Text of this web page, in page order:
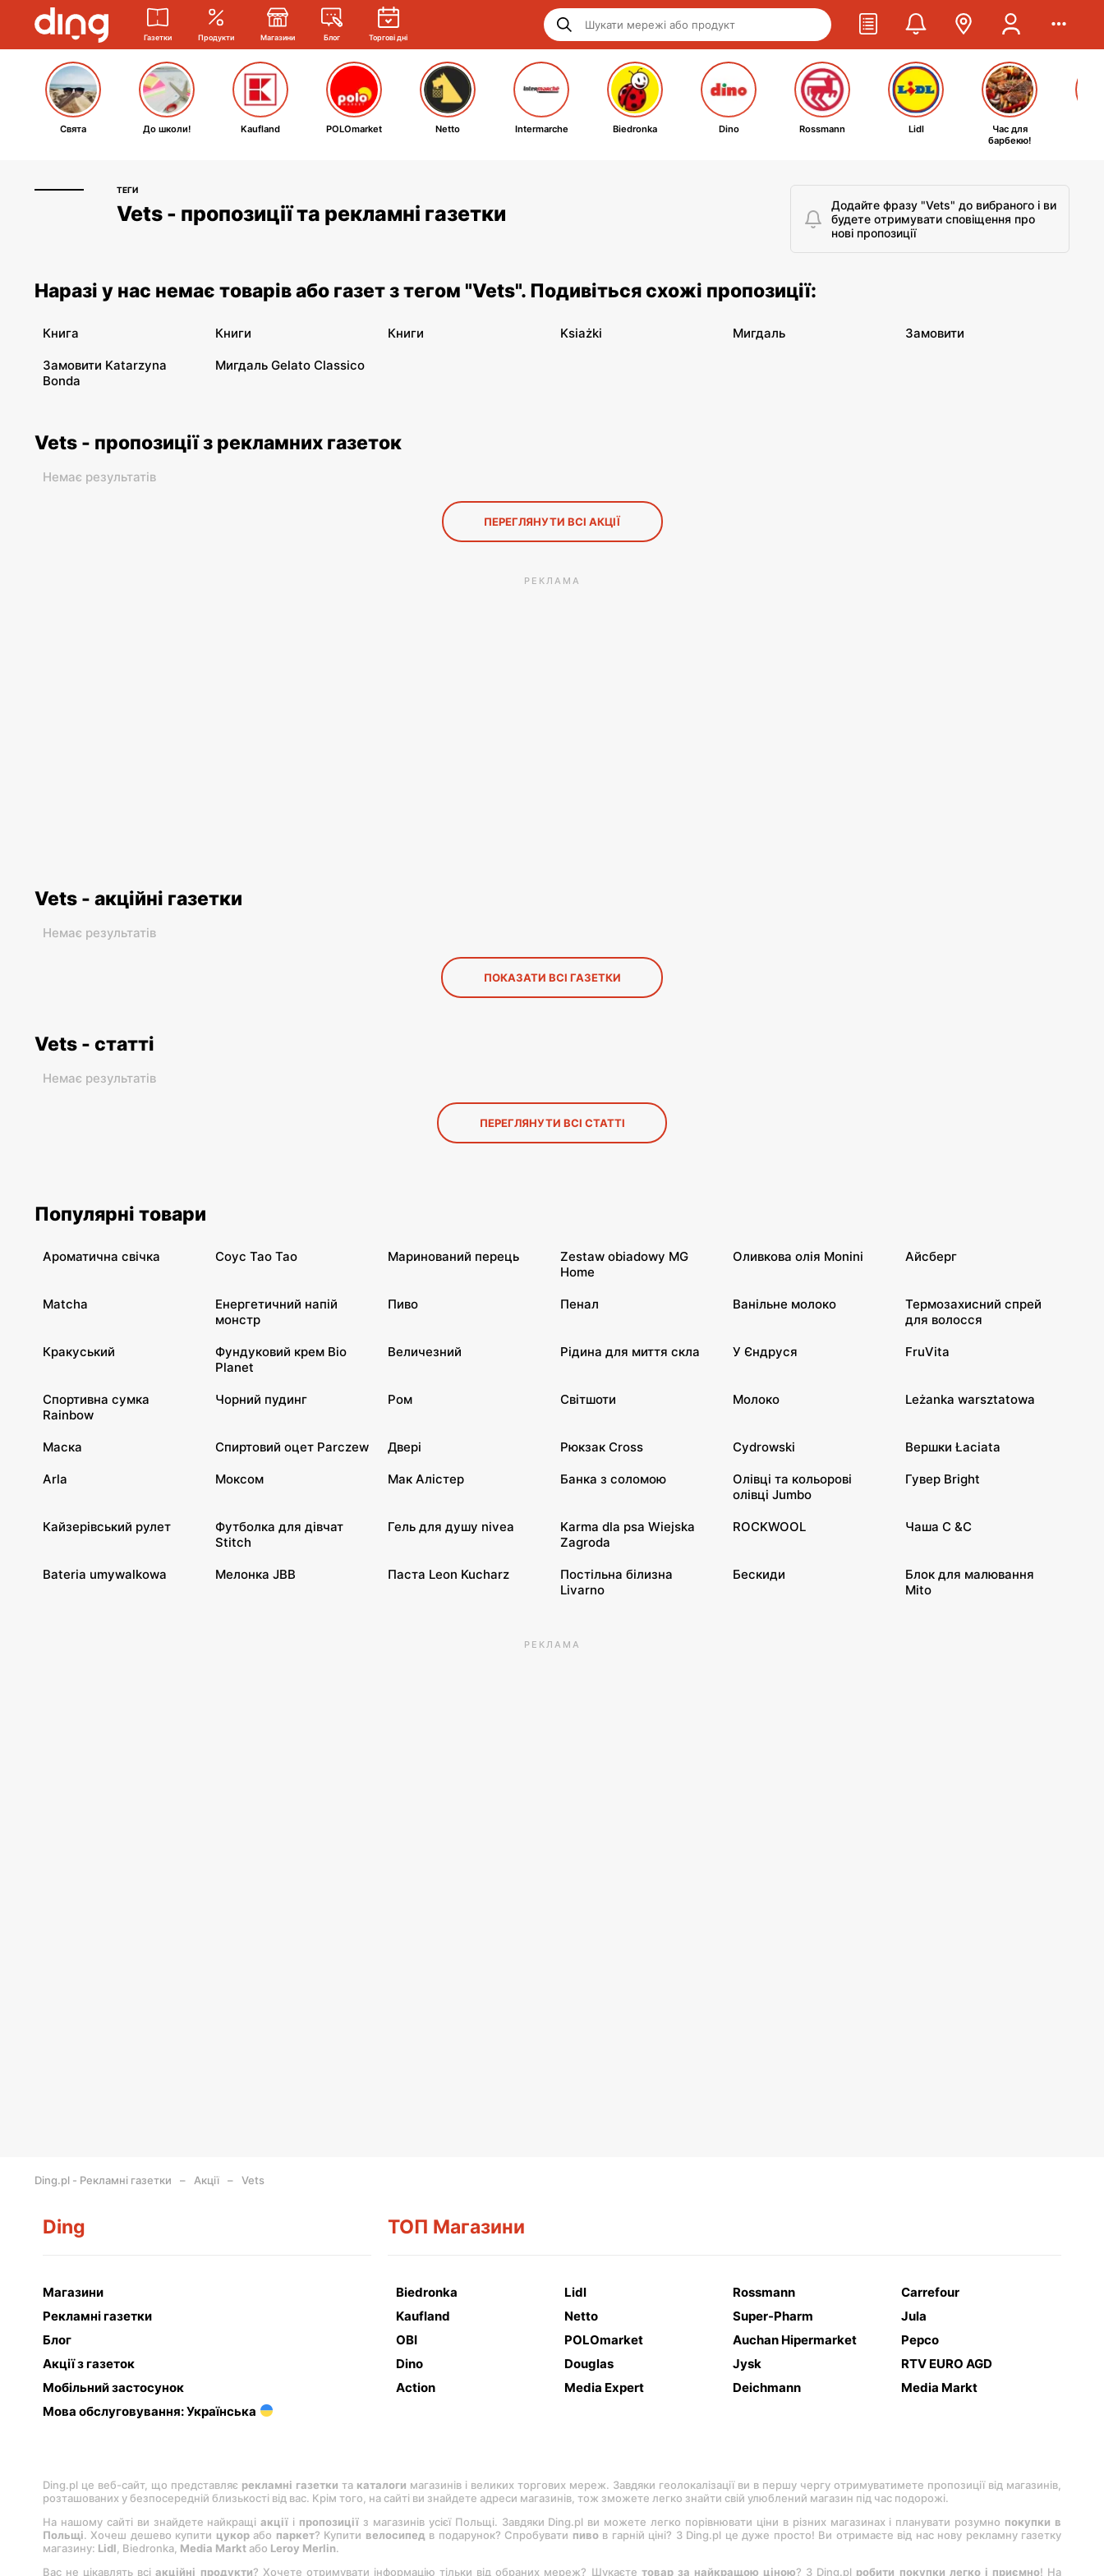
Газетки Продукти Магазини Блог Торгові дні
Свята До школи! Kaufland POLOmarket Netto Intermarche Biedronka Dino Rossmann Lidl
Час для
барбекю!
ТЕГИ
Vets - пропозиції та рекламні газетки
Додайте фразу "Vets" до вибраного і ви
будете отримувати сповіщення про
нові пропозиції
Наразі у нас немає товарів або газет з тегом "Vets". Подивіться схожі пропозиції:
Книга Книги Книги Ksiażki Мигдаль Замовити
Замовити Katarzyna
Bonda
Мигдаль Gelato Classico
Vets - пропозиції з рекламних газеток
Немає результатів
ПЕРЕГЛЯНУТИ ВСІ АКЦІЇ
РЕКЛАМА
Vets - акційні газетки
Немає результатів
ПОКАЗАТИ ВСІ ГАЗЕТКИ
Vets - статті
Немає результатів
ПЕРЕГЛЯНУТИ ВСІ СТАТТІ
Популярні товари
Ароматична свічка Соус Tao Tao Маринований перець
Zestaw obiadowy MG
Home
Оливкова олія Monini Айсберг
Matcha
Енергетичний напій
монстр
Пиво Пенал Ванільне молоко
Термозахисний спрей
для волосся
Кракуський
Фундуковий крем Bio
Planet
Величезний Рідина для миття скла У Єндруся FruVita
Спортивна сумка
Rainbow
Чорний пудинг Ром Світшоти Молоко Leżanka warsztatowa
Маска Спиртовий оцет Parczew Двері Рюкзак Cross Cydrowski Вершки Łaciata
Arla Моксом Мак Алістер Банка з соломою
Олівці та кольорові
олівці Jumbo
Гувер Bright
Кайзерівський рулет
Футболка для дівчат
Stitch
Гель для душу nivea
Karma dla psa Wiejska
Zagroda
ROCKWOOL Чаша C &C
Bateria umywalkowa Мелонка JBB Паста Leon Kucharz
Постільна білизна
Livarno
Бескиди
Блок для малювання
Mito
РЕКЛАМА
Ding.pl - Рекламні газетки Акції Vets
Ding
Магазини
Рекламні газетки
Блог
Акції з газеток
Мобільний застосунок
Мова обслуговування: Українська
ТОП Магазини
Biedronka Lidl Rossmann
Carrefour
Kaufland
Netto Super-Pharm
Jula
OBI
POLOmarket Auchan Hipermarket
Pepco
Dino
Douglas Jysk
RTV EURO AGD
Action
Media Expert Deichmann Media Markt
Ding.pl це веб-сайт, що представляє рекламні газетки та каталоги магазинів і великих торгових мереж. Завдяки геолокалізації ви в першу чергу отримуватимете пропозиції від магазинів,
розташованих у безпосередній близькості від вас. Крім того, на сайті ви знайдете адреси магазинів, тож зможете легко знайти свій улюблений магазин під час подорожі.
На нашому сайті ви знайдете найкращіакції і пропозиції з магазинів усієї Польщі. Завдяки Ding.pl ви можете легко порівнювати ціни в різних магазинах і планувати розумно покупки в
Польщі. Хочеш дешево купити цукорабо паркет? Купити велосипедв подарунок? Спробувати пивов гарній ціні? З Ding.pl це дуже просто! Ви отримаєте від нас нову рекламну газетку
магазину: Lіdl, Bіedronka, Medіa Markt або Leroy Merlіn.
Вас не цікавлять всіакційні продукти? Хочете отримувати інформацію тільки від обраних мереж? Шукаєте товар за найкращою ціною? З Ding.pl робити покупки легко і приємно! На